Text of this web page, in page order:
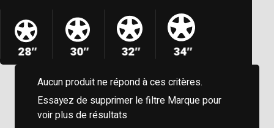
28″ 30″ 32″ 34″
Aucun produit ne répond à ces critères.
Essayez de supprimer le filtre Marque pour
voir plus de résultats